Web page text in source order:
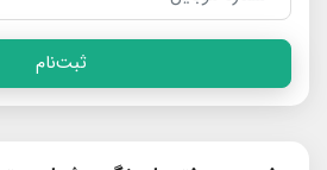
ثبت‌نام